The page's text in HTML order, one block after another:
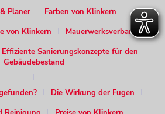
Planer
Farben von Klinkern
von Klinkern
Mauerwerksverband
Sanierungskonzepte für den
Gebäudebestand
Die Wirkung der Fugen